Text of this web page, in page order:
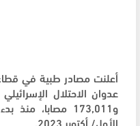
أعلنت مصادر طبية في قطاع
و173,011
الأول/ أكتوبر 2023.